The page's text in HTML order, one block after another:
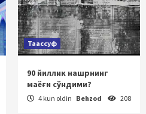
Таассуф
90 йиллик нашрнинг
маёғи сўндими?
4 kun oldin Behzod 208